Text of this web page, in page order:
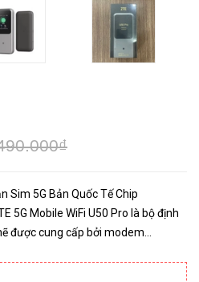
Sim 5G Bản Quốc Tế Chip
5G Mobile WiFi U50 Pro là bộ định
được cung cấp bởi modem
cung cấp tốc độ tải xuống nhanh